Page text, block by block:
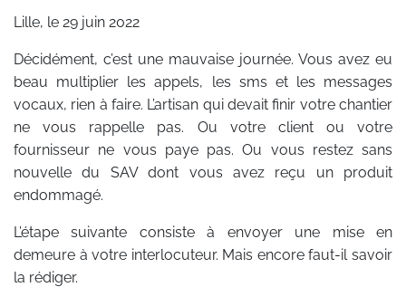
Lille, le 29 juin 2022
Décidément, c’est une mauvaise journée. Vous avez eu
beau multiplier les appels, les sms et les messages
vocaux, rien à faire. L’artisan qui devait finir votre chantier
ne vous rappelle pas. Ou votre client ou votre
fournisseur ne vous paye pas. Ou vous restez sans
nouvelle du SAV dont vous avez reçu un produit
endommagé.
L’étape suivante consiste à envoyer une mise en
demeure à votre interlocuteur. Mais encore faut-il savoir
la rédiger.